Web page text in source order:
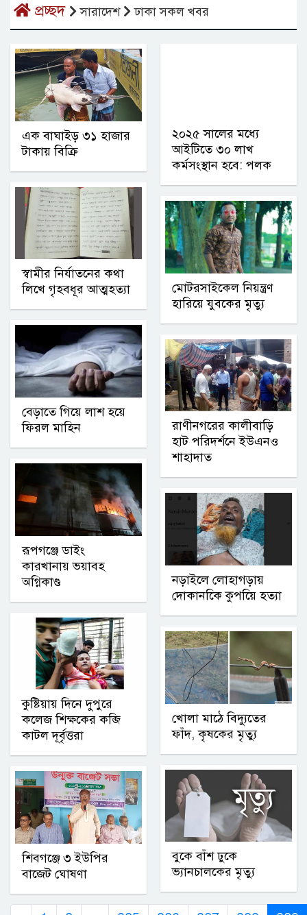
প্রচ্ছদ সারাদেশ ঢাকা সকল খবর
এক বাঘাইড় ৩১ হাজার
টাকায় বিক্রি
স্বামীর নির্যাতনের কথা
লিখে গৃহবধূর আত্মহত্যা
বেড়াতে গিয়ে লাশ হয়ে
ফিরল মাহিন
রূপগঞ্জে ডাইং
কারখানায় ভয়াবহ
অগ্নিকাণ্ড
কুষ্টিয়ায় দিনে দুপুরে
কলেজ শিক্ষকের কব্জি
কাটল দূর্বৃত্তরা
শিবগঞ্জে ৩ ইউপির
বাজেট ঘোষণা
২০২৫ সালের মধ্যে
আইটিতে ৩০ লাখ
কর্মসংস্থান হবে: পলক
মোটরসাইকেল নিয়ন্ত্রণ
হারিয়ে যুবকের মৃত্যু
রাণীনগরের কালীবাড়ি
হাট পরিদর্শনে ইউএনও
শাহাদাত
নড়াইলে লোহাগড়ায়
দোকানকিে কুপয়িে হত্যা
খোলা মাঠে বিদ্যুতের
ফাঁদ, কৃষকের মৃত্যু
বুকে বাঁশ ঢুকে
ভ্যানচালকের মৃত্যু